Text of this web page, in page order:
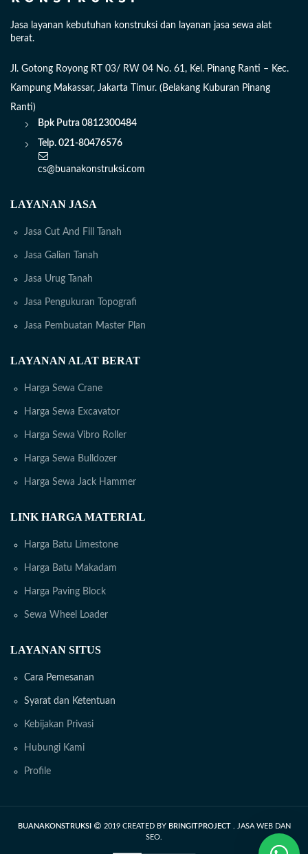
Jasa layanan kebutuhan konstruksi dan layanan jasa sewa alat
berat.
Jl. Gotong Royong RT 03/ RW 04 No. 61, Kel. Pinang Ranti – Kec.
Kampung Makassar, Jakarta Timur. (Belakang Kuburan Pinang
Ranti)
Bpk Putra 0812300484
Telp. 021-80476576
cs@buanakonstruksi.com
LAYANAN JASA
Jasa Cut And Fill Tanah
Jasa Galian Tanah
Jasa Urug Tanah
Jasa Pengukuran Topografi
Jasa Pembuatan Master Plan
LAYANAN ALAT BERAT
Harga Sewa Crane
Harga Sewa Excavator
Harga Sewa Vibro Roller
Harga Sewa Bulldozer
Harga Sewa Jack Hammer
LINK HARGA MATERIAL
Harga Batu Limestone
Harga Batu Makadam
Harga Paving Block
Sewa Wheel Loader
LAYANAN SITUS
Cara Pemesanan
Syarat dan Ketentuan
Kebijakan Privasi
Hubungi Kami
Profile
BUANAKONSTRUKSI 2019 CREATED BY BRINGITPROJECT
. JASA WEB DAN
SEO.